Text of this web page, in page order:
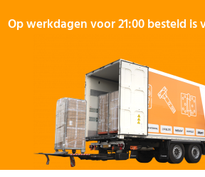
Op werkdagen voor 21:00 besteld is